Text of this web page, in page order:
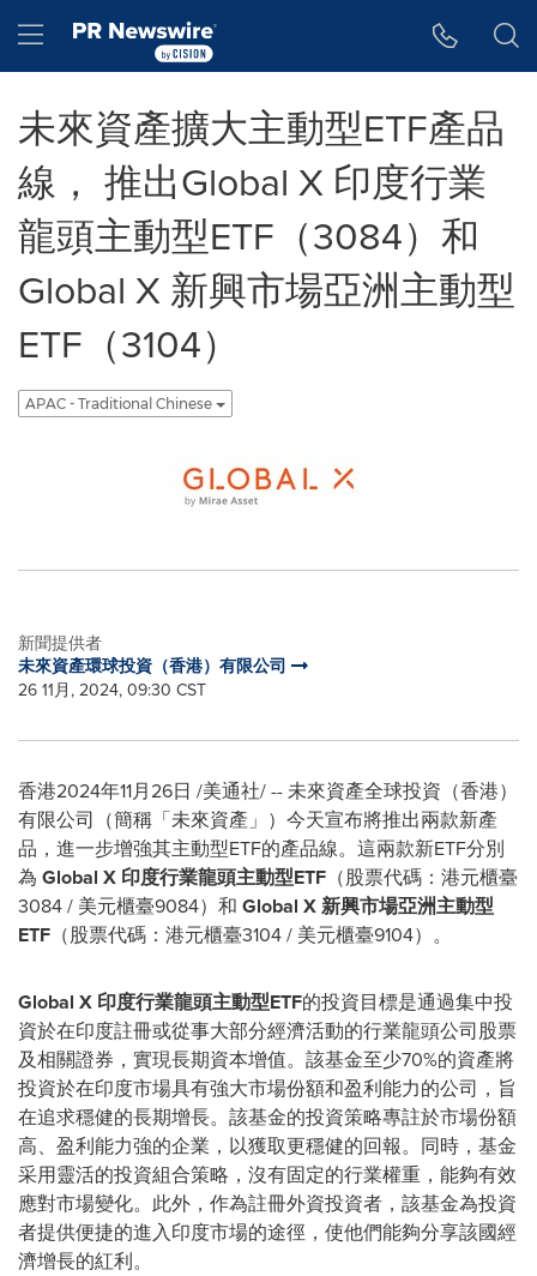
Hamburger menu
未來資產擴大主動型ETF產品
線， 推出Global X 印度行業
龍頭主動型ETF（3084）和
Global X 新興市場亞洲主動型
ETF（3104）
APAC - Traditional Chinese
新聞提供者
未來資產環球投資（香港）有限公司
26 11月, 2024, 09:30 CST
香港2024年11月26日 /美通社/ -- 未來資產全球投資（香港）
有限公司（簡稱「未來資產」）今天宣布將推出兩款新產
品，進一步增強其主動型ETF的產品線。這兩款新ETF分別
為 Global X 印度行業龍頭主動型ETF （股票代碼：港元櫃臺
3084 / 美元櫃臺9084）和 Global X新興市場亞洲主動型
ETF （股票代碼：港元櫃臺3104 / 美元櫃臺9104）。
Global X 印度行業龍頭主動型ETF的投資目標是通過集中投
資於在印度註冊或從事大部分經濟活動的行業龍頭公司股票
及相關證券，實現長期資本增值。該基金至少70%的資產將
投資於在印度市場具有強大市場份額和盈利能力的公司，旨
在追求穩健的長期增長。該基金的投資策略專註於市場份額
高、盈利能力強的企業，以獲取更穩健的回報。同時，基金
采用靈活的投資組合策略，沒有固定的行業權重，能夠有效
應對市場變化。此外，作為註冊外資投資者，該基金為投資
者提供便捷的進入印度市場的途徑，使他們能夠分享該國經
濟增長的紅利。